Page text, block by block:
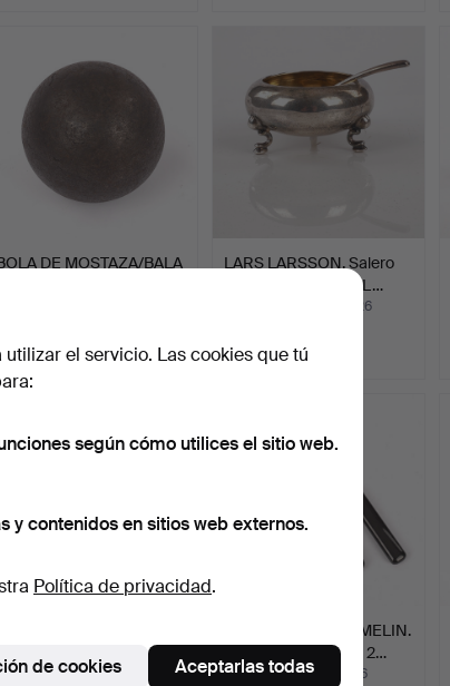
DE MOSTAZA/BALA
USD
LARS LARSSON. Salero
con cuchara, plata, L…
Subastado 14 may 2026
128 USD
37 piezas, acero inoxi…
6 may 2026
SIGNE PERSSON-MELIN.
Juego de cubiertos, 2…
Subastado 5 may 2026
el servicio. Las cookies que tú
según cómo utilices el sitio web.
y contenidos en sitios web externos.
Política de privacidad.
de cookies Aceptarlas todas